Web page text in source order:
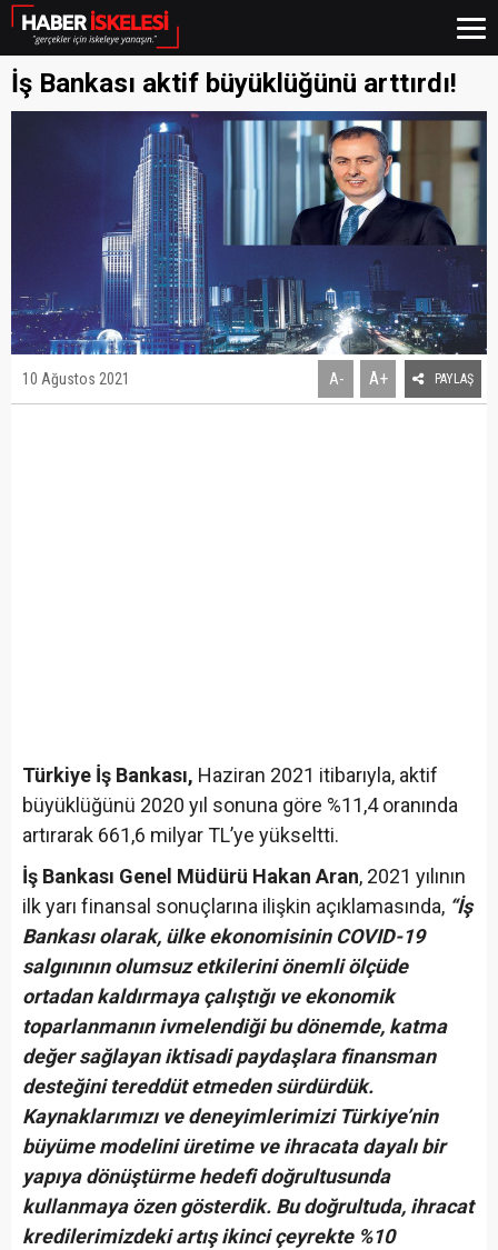
İş Bankası aktif büyüklüğünü arttırdı!
10 Ağustos 2021 A- A+ PAYLAŞ
Türkiye İş Bankası, Haziran 2021 itibarıyla, aktif
büyüklüğünü 2020 yıl sonuna göre %11,4 oranında
artırarak 661,6 milyar TL’ye yükseltti.
İş Bankası Genel Müdürü Hakan Aran, 2021 yılının
ilk yarı finansal sonuçlarına ilişkin açıklamasında, “İş
Bankası olarak, ülke ekonomisinin COVID-19
salgınının olumsuz etkilerini önemli ölçüde
ortadan kaldırmaya çalıştığı ve ekonomik
toparlanmanın ivmelendiği bu dönemde, katma
değer sağlayan iktisadi paydaşlara finansman
desteğini tereddüt etmeden sürdürdük.
Kaynaklarımızı ve deneyimlerimizi Türkiye’nin
büyüme modelini üretime ve ihracata dayalı bir
yapıya dönüştürme hedefi doğrultusunda
kullanmaya özen gösterdik. Bu doğrultuda, ihracat
kredilerimizdeki artış ikinci çeyrekte %10